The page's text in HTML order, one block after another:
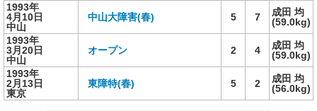
1993年
4月10日
中山
中山大障害(春) 5 7
成田 均
(59.0kg)
1993年
3月20日
中山
オープン 2 4
成田 均
(59.0kg)
1993年
2月13日
東京
東障特(春) 5 2
成田 均
(56.0kg)